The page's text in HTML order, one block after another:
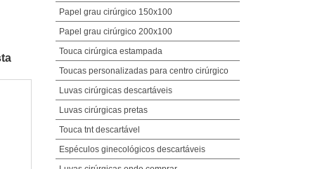
Papel grau cirúrgico 150x100
Papel grau cirúrgico 200x100
Touca cirúrgica estampada
Toucas personalizadas para centro cirúrgico
Luvas cirúrgicas descartáveis
Luvas cirúrgicas pretas
Touca tnt descartável
Espéculos ginecológicos descartáveis